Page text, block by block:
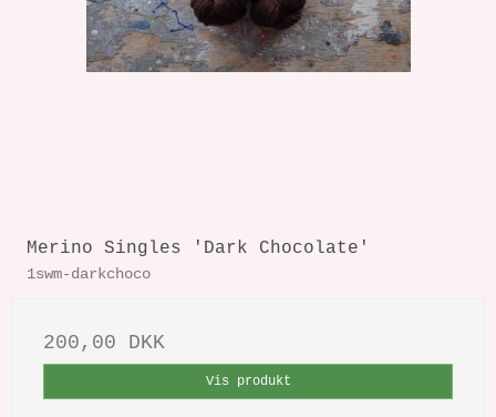
Merino Singles 'Dark Chocolate'
1swm-darkchoco
200,00 DKK
Vis produkt